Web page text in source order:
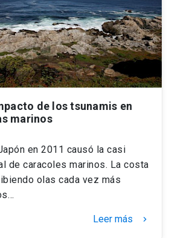
keyboard_arrow_down
launch
launch
de los tsunamis en
marinos
en 2011 causó la casi
de caracoles marinos. La costa
olas cada vez más
Leer más keyboard_arrow_right